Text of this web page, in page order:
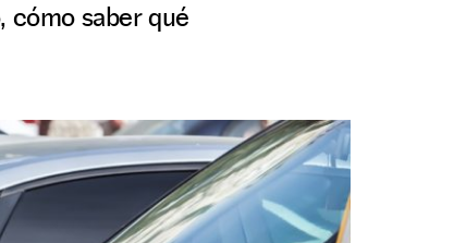
cómo saber qué